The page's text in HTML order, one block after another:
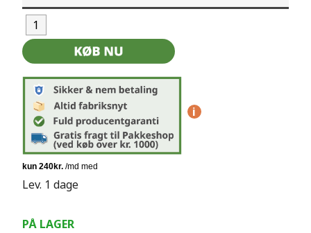
i
Lev. 1 dage
PÅ LAGER